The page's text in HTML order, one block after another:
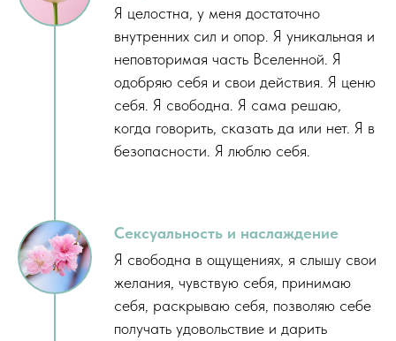
Я целостна, у меня достаточно
внутренних сил и опор. Я уникальная и
неповторимая часть Вселенной. Я
одобряю себя и свои действия. Я ценю
себя. Я свободна. Я сама решаю,
когда говорить, сказать да или нет. Я в
безопасности. Я люблю себя.
Сексуальность и наслаждение
Я свободна в ощущениях, я слышу свои
желания, чувствую себя, принимаю
себя, раскрываю себя, позволяю себе
получать удовольствие и дарить